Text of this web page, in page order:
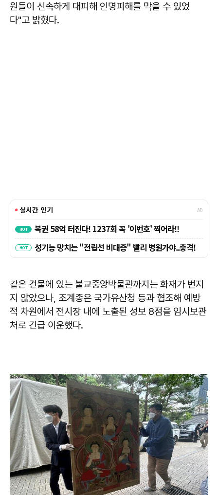
원들이 신속하게 대피해 인명피해를 막을 수 있었
다"고 밝혔다.
같은 건물에 있는 불교중앙박물관까지는 화재가 번지
지 않았으나, 조계종은 국가유산청 등과 협조해 예방
적 차원에서 전시장 내에 노출된 성보 8점을 임시보관
처로 긴급 이운했다.